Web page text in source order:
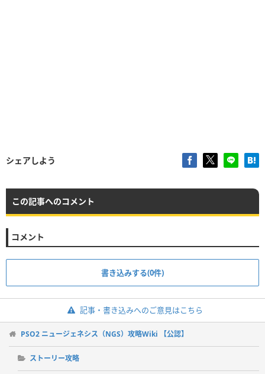
シェアしよう
この記事へのコメント
コメント
書き込みする(0件)
記事・書き込みへのご意見はこちら
PSO2 ニュージェネシス（NGS）攻略Wiki 【公認】
ストーリー攻略